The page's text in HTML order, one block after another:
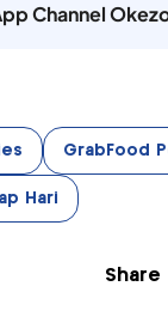
Channel
GrabFood
Hari
Share